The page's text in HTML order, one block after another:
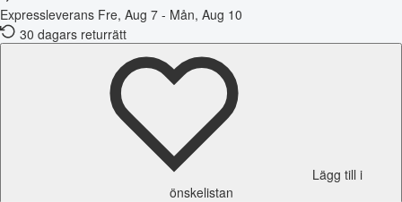
Expressleverans Fre, Aug 7 - Mån, Aug 10
30 dagars returrätt
Lägg till i
önskelistan